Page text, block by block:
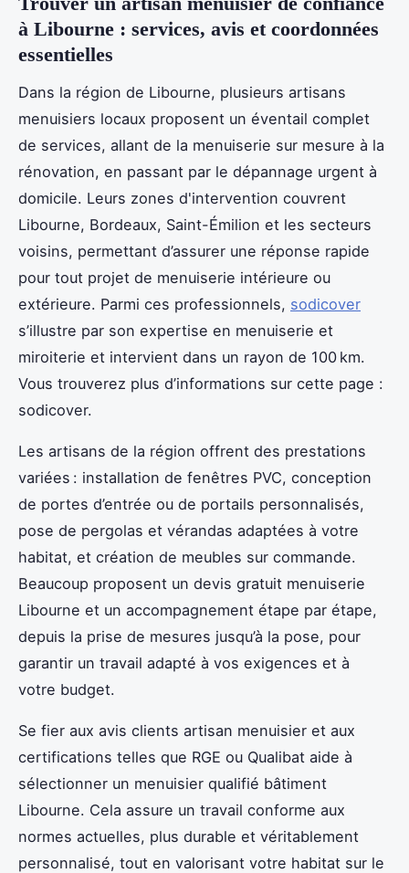
à Libourne : services, avis et coordonnées
essentielles
Dans la région de Libourne, plusieurs artisans
menuisiers locaux proposent un éventail complet
de services, allant de la menuiserie sur mesure à la
rénovation, en passant par le dépannage urgent à
domicile. Leurs zones d'intervention couvrent
Libourne, Bordeaux, Saint-Émilion et les secteurs
voisins, permettant d’assurer une réponse rapide
pour tout projet de menuiserie intérieure ou
extérieure. Parmi ces professionnels, sodicover
s’illustre par son expertise en menuiserie et
miroiterie et intervient dans un rayon de 100 km.
Vous trouverez plus d’informations sur cette page :
sodicover.
Les artisans de la région offrent des prestations
variées : installation de fenêtres PVC, conception
de portes d’entrée ou de portails personnalisés,
pose de pergolas et vérandas adaptées à votre
habitat, et création de meubles sur commande.
Beaucoup proposent un devis gratuit menuiserie
Libourne et un accompagnement étape par étape,
depuis la prise de mesures jusqu’à la pose, pour
garantir un travail adapté à vos exigences et à
votre budget.
Se fier aux avis clients artisan menuisier et aux
certifications telles que RGE ou Qualibat aide à
sélectionner un menuisier qualifié bâtiment
Libourne. Cela assure un travail conforme aux
normes actuelles, plus durable et véritablement
personnalisé, tout en valorisant votre habitat sur le